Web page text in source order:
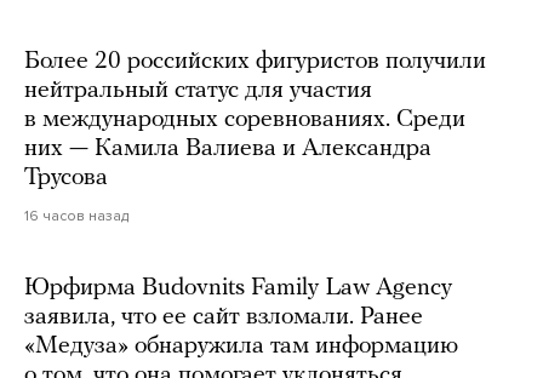
Более 20 российских фигуристов получили
нейтральный статус для участия
в международных соревнованиях. Среди
них — Камила Валиева и Александра
Трусова
16 часов назад
Юрфирма Budovnits Family Law Agency
заявила, что ее сайт взломали. Ранее
«Медуза» обнаружила там информацию